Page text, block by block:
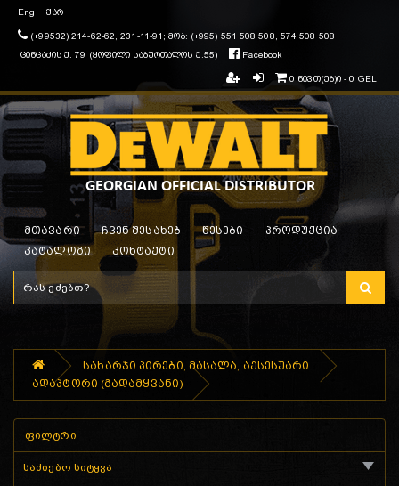
Eng ქარ
(+99532) 214-62-62, 231-11-91; მობ: (+995) 551 508 508, 574 508 508
ცინცაძის ქ. 79 (ყოფილი საბურთალოს ქ.55)
Facebook
0 ნივთ(ებ)ი - 0 GEL
მთავარი ჩვენ შესახებ წესები
პროდუქცია
კატალოგი
კონტაქტი
სახარჯი პირები, მასალა, აქსესუარი
ადაპტორი (გადამყვანი)
ფილტრი
საძიებო სიტყვა